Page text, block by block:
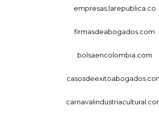
empresas.larepublica.co
firmasdeabogados.com
bolsaencolombia.com